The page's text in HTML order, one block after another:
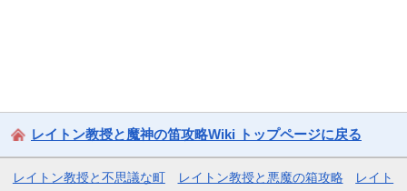
レイトン教授と魔神の笛攻略Wiki トップページに戻る
レイトン教授と不思議な町 レイトン教授と悪魔の箱攻略
レイト